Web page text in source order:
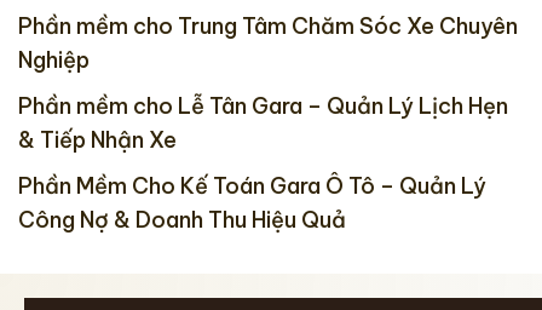
Phần mềm cho Trung Tâm Chăm Sóc Xe Chuyên
Nghiệp
Phần mềm cho Lễ Tân Gara – Quản Lý Lịch Hẹn
& Tiếp Nhận Xe
Phần Mềm Cho Kế Toán Gara Ô Tô – Quản Lý
Công Nợ & Doanh Thu Hiệu Quả